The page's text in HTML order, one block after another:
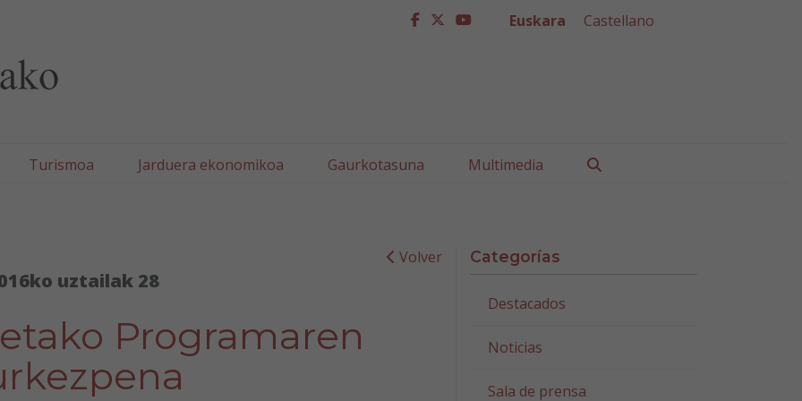
facebook
twitter
youtube
Euskara Castellano
Turismoa Jarduera ekonomikoa Gaurkotasuna Multimedia
Volver
uztailak 28
Programaren
Categorías
Destacados
Noticias
Sala de prensa